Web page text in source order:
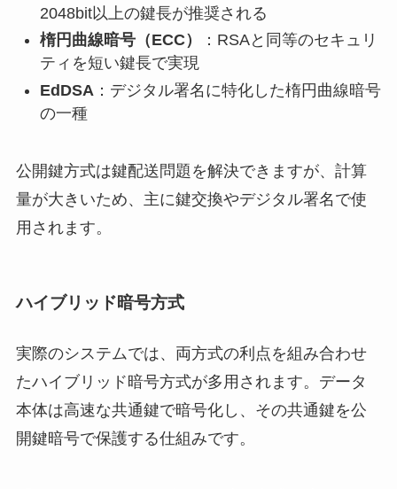
2048bit以上の鍵長が推奨される
楕円曲線暗号（ECC）
：RSAと同等のセキュリ
ティを短い鍵長で実現
EdDSA ：デジタル署名に特化した楕円曲線暗号
の一種
公開鍵方式は鍵配送問題を解決できますが、計算
量が大きいため、主に鍵交換やデジタル署名で使
用されます。
ハイブリッド暗号方式
実際のシステムでは、両方式の利点を組み合わせ
たハイブリッド暗号方式が多用されます。データ
本体は高速な共通鍵で暗号化し、その共通鍵を公
開鍵暗号で保護する仕組みです。